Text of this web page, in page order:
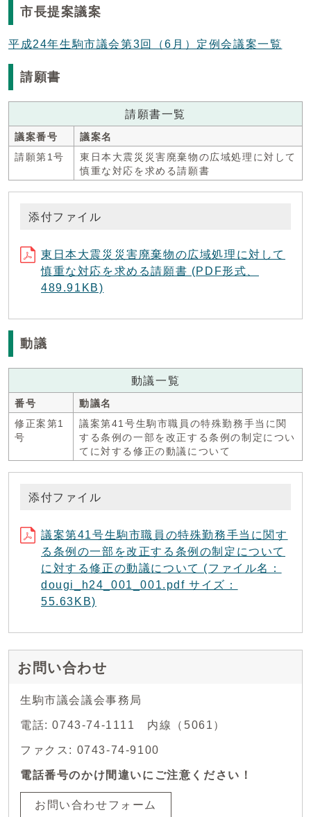
市長提案議案
平成24年生駒市議会第3回（6月）定例会議案一覧
請願書
請願書一覧
議案番号
議案名
請願第1号
東日本大震災災害廃棄物の広域処理に対して
慎重な対応を求める請願書
添付ファイル
東日本大震災災害廃棄物の広域処理に対して
慎重な対応を求める請願書 (PDF形式、
489.91KB)
動議
動議一覧
番号
動議名
修正案第1
号
議案第41号生駒市職員の特殊勤務手当に関
する条例の一部を改正する条例の制定につい
てに対する修正の動議について
添付ファイル
議案第41号生駒市職員の特殊勤務手当に関す
る条例の一部を改正する条例の制定について
に対する修正の動議について (ファイル名：
dougi_h24_001_001.pdf サイズ：
55.63KB)
お問い合わせ
生駒市議会議会事務局
電話: 0743-74-1111 内線（5061）
ファクス: 0743-74-9100
電話番号のかけ間違いにご注意ください！
お問い合わせフォーム